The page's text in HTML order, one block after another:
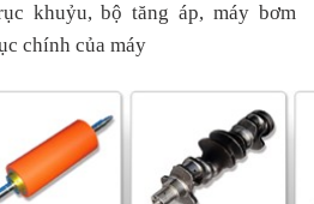
khuỷu, bộ tăng áp, máy bơm
chính của máy